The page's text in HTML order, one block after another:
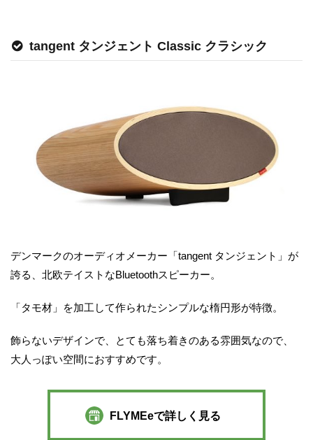
tangent タンジェント Classic クラシック
デンマークのオーディオメーカー「tangent タンジェント」が
誇る、北欧テイストなBluetoothスピーカー。
「タモ材」を加工して作られたシンプルな楕円形が特徴。
飾らないデザインで、とても落ち着きのある雰囲気なので、
大人っぽい空間におすすめです。
FLYMEeで詳しく見る